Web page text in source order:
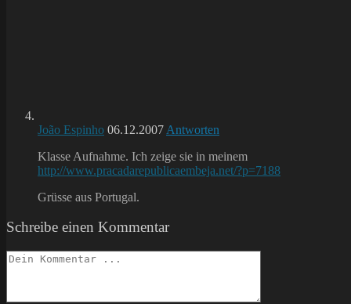
João Espinho 06.12.2007 Antworten
Klasse Aufnahme. Ich zeige sie in meinem
http://www.pracadarepublicaembeja.net/?p=7188
Grüsse aus Portugal.
Schreibe einen Kommentar
Kommentieren